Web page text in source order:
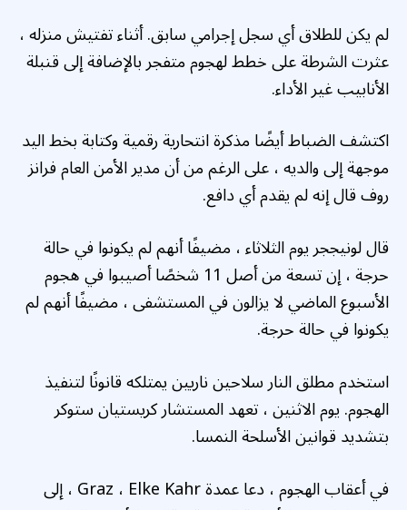
لم يكن للطلاق أي سجل إجرامي سابق. أثناء تفتيش منزله ،
عثرت الشرطة على خطط لهجوم متفجر بالإضافة إلى قنبلة
الأنابيب غير الأداء.
اكتشف الضباط أيضًا مذكرة انتحارية رقمية وكتابة بخط اليد
موجهة إلى والديه ، على الرغم من أن مدير الأمن العام فرانز
روف قال إنه لم يقدم أي دافع.
قال لونيججر يوم الثلاثاء ، مضيفًا أنهم لم يكونوا في حالة
حرجة ، إن تسعة من أصل 11 شخصًا أصيبوا في هجوم
الأسبوع الماضي لا يزالون في المستشفى ، مضيفًا أنهم لم
يكونوا في حالة حرجة.
استخدم مطلق النار سلاحين ناريين يمتلكه قانونًا لتنفيذ
الهجوم. يوم الاثنين ، تعهد المستشار كريستيان ستوكر
بتشديد قوانين الأسلحة النمسا.
في أعقاب الهجوم ، دعا عمدة Graz ، Elke Kahr ، إلى